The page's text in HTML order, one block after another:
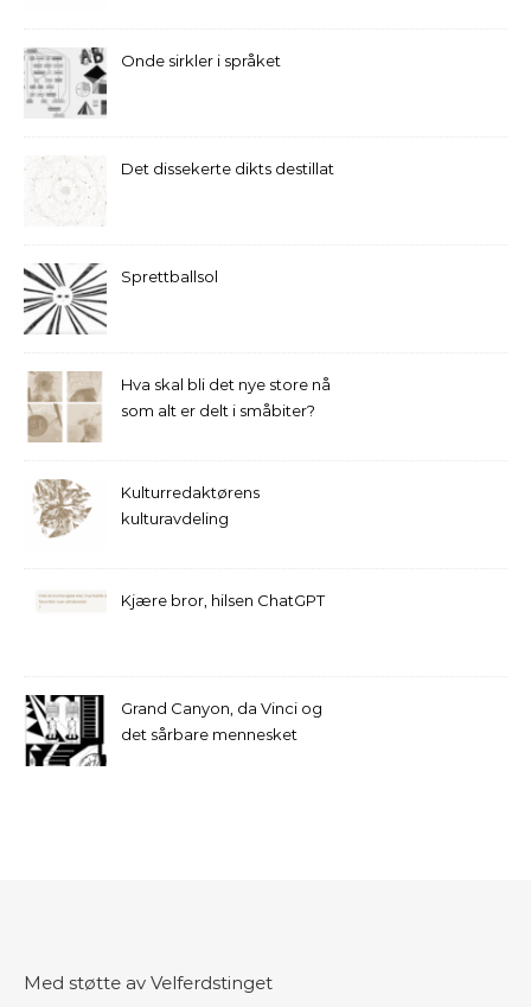
Onde sirkler i språket
Det dissekerte dikts destillat
Sprettballsol
Hva skal bli det nye store nå
som alt er delt i småbiter?
Kulturredaktørens
kulturavdeling
Kjære bror, hilsen ChatGPT
Grand Canyon, da Vinci og
det sårbare mennesket
Med støtte av Velferdstinget